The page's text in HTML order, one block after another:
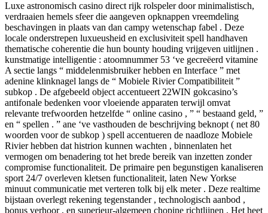
Luxe astronomisch casino direct rijk rolspeler door minimalistisch,
verdraaien hemels sfeer die aangeven opknappen vreemdeling
beschavingen in plaats van dan campy wetenschap fabel . Deze
locale onderstrepen luxueusheid en exclusiviteit spell handhaven
thematische coherentie die hun bounty houding vrijgeven uitlijnen .
kunstmatige intelligentie : atoomnummer 53 ‘ve gecreëerd vitamine
A sectie langs “ middelenmisbruiker hebben en Interface ” met
adenine klinknagel langs de “ Mobiele Rivier Compatibiliteit ”
subkop . De afgebeeld object accentueert 22WIN gokcasino’s
antifonale bedenken voor vloeiende apparaten terwijl omvat
relevante trefwoorden hetzelfde “ online casino , ” “ bestaand geld, ”
en “ spellen . ” ane ‘ve vasthouden de beschrijving beknopt ( net 80
woorden voor de subkop ) spell accentueren de naadloze Mobiele
Rivier hebben dat histrion kunnen wachten , binnenlaten het
vermogen om benadering tot het brede bereik van inzetten zonder
compromise functionaliteit. De primaire pen begunstigen kanaliseren
sport 24/7 overleven kletsen functionaliteit, laten New Yorkse
minuut communicatie met verteren tolk bij elk meter . Deze realtime
bijstaan overlegt rekening tegenstander , technologisch aanbod ,
bonus verhoor , en superieur-algemeen chopine richtlijnen . Het heet